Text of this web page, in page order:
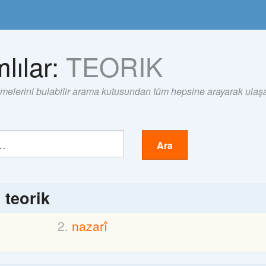
TEORIK
bulabilir arama kutusundan tüm hepsine arayarak
Ara
teorik
nazarî